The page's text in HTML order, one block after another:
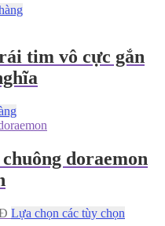
tim vô cực gắn
doraemon
Lựa chọn các tùy chọn